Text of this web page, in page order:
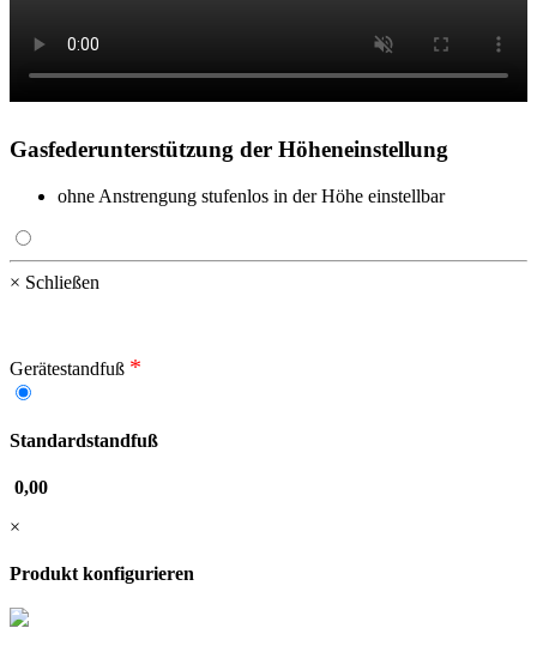
Gasfederunterstützung der Höheneinstellung
ohne Anstrengung stufenlos in der Höhe einstellbar
× Schließen
Gerätestandfuß *
Standardstandfuß
0,00
×
Produkt konfigurieren